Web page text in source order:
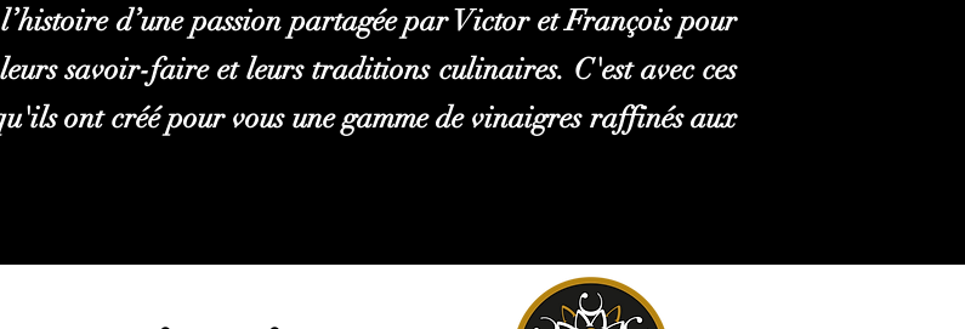
d’une passionpartagée par Victor et François pour
savoir-faire et leurs traditions culinaires. C'est avec ces
ont créé pour vous une gamme de vinaigres raffinés aux